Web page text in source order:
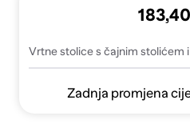
Zadnja promjena